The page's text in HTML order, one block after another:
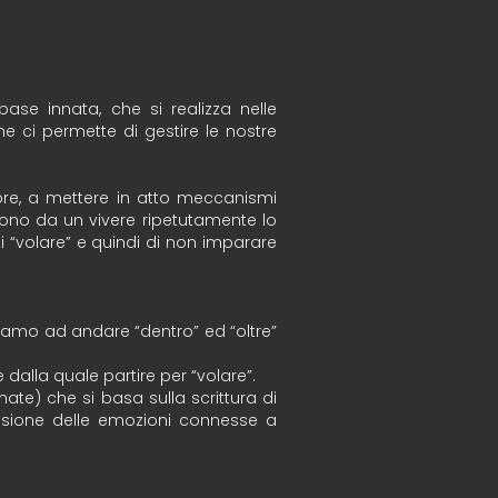
innata, che si realizza nelle
ci permette di gestire le nostre
a mettere in atto meccanismi
da un vivere ripetutamente lo
e quindi di non imparare
ad andare “dentro” ed “oltre”
quale partire per “volare”.
che si basa sulla scrittura di
delle emozioni connesse a